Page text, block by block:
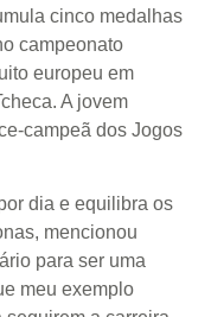
cinco medalhas
campeonato
europeu em
A jovem
campeã dos Jogos
dia e equilibra os
mencionou
para ser uma
meu exemplo